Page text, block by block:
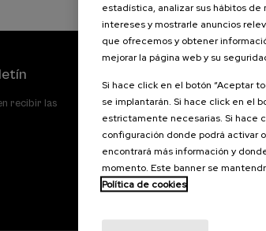
recibir las
Palacio Miramar
Paseo de
20007 Donostia /
Gipuzkoa, Spain
Contacta con
estadística, analizar sus hábitos
intereses y mostrarle anuncios
que ofrecemos y obtener
mejorar la página web y su
Si hace click en el botón “Aceptar
se implantarán. Si hace click en el
estrictamente necesarias. Si hace
configuración donde podrá activar
encontrará más información y
momento. Este banner se
Política de cookies